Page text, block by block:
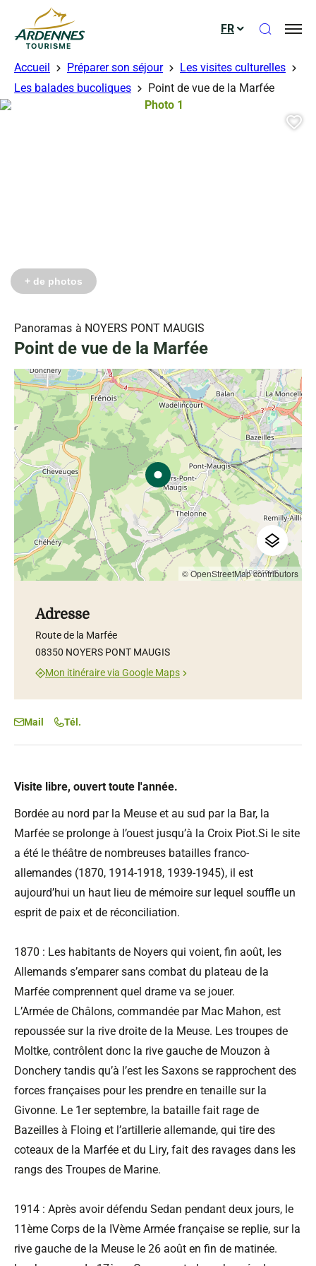
ADT des Ardennes
FR Ouvrir
Accueil Préparer son séjour
Les visites culturelles
Les balades bucoliques
Point de vue de la Marfée
Panoramas à NOYERS PONT MAUGIS
Point de vue de la Marfée
Photo 1, © Droits gérés – OTPS
+ de photos
Visite libre, ouvert toute l'année.
Bordée au nord par la Meuse et au sud par la Bar, la
Marfée se prolonge à l’ouest jusqu’à la Croix Piot.Si le site
a été le théâtre de nombreuses batailles franco-
allemandes (1870, 1914-1918, 1939-1945), il est
aujourd’hui un haut lieu de mémoire sur lequel souffle un
esprit de paix et de réconciliation.
1870 : Les habitants de Noyers qui voient, fin août, les
Allemands s’emparer sans combat du plateau de la
Marfée comprennent quel drame va se jouer.
L’Armée de Châlons, commandée par Mac Mahon, est
repoussée sur la rive droite de la Meuse. Les troupes de
Moltke, contrôlent donc la rive gauche de Mouzon à
Donchery tandis qu’à l’est les Saxons se rapprochent des
forces françaises pour les prendre en tenaille sur la
Givonne. Le 1er septembre, la bataille fait rage de
Bazeilles à Floing et l’artillerie allemande, qui tire des
coteaux de la Marfée et du Liry, fait des ravages dans les
rangs des Troupes de Marine.
1914 : Après avoir défendu Sedan pendant deux jours, le
11ème Corps de la IVème Armée française se replie, sur la
rive gauche de la Meuse le 26 août en fin de matinée.
© OpenStreetMap contributors
Adresse
Route de la Marfée
08350 NOYERS PONT MAUGIS
Mon itinéraire via Google Maps
Mail Tél.